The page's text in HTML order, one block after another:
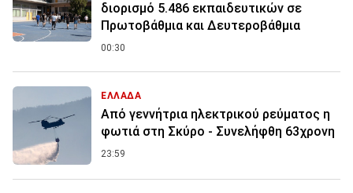
διορισμό 5.486 εκπαιδευτικών σε
Πρωτοβάθμια και Δευτεροβάθμια
00:30
ΕΛΛΑΔΑ
Από γεννήτρια ηλεκτρικού ρεύματος η
φωτιά στη Σκύρο - Συνελήφθη 63χρονη
23:59